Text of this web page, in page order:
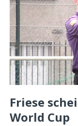
Friese
World Cup